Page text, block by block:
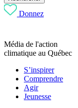
Donnez
Média de l'action
climatique au Québec
S’inspirer
Comprendre
Agir
Jeunesse